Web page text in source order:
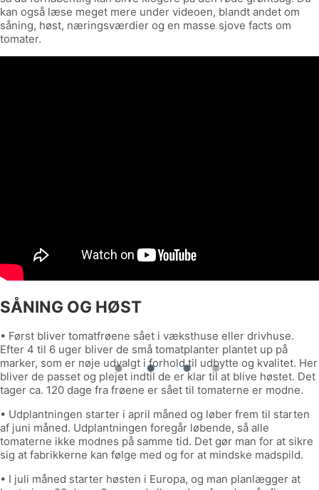
kan også læse meget mere under videoen, blandt andet om
såning, høst, næringsværdier og en masse sjove facts om
tomater.
SÅNING OG HØST
• Først bliver tomatfrøene sået i væksthuse eller drivhuse.
Efter 4 til 6 uger bliver de små tomatplanter plantet up på
marker, som er nøje udvalgt i forhold til udbytte og kvalitet. Her
bliver de passet og plejet indtil de er klar til at blive høstet. Det
tager ca. 120 dage fra frøene er sået til tomaterne er modne.
• Udplantningen starter i april måned og løber frem til starten
af juni måned. Udplantningen foregår løbende, så alle
tomaterne ikke modnes på samme tid. Det gør man for at sikre
sig at fabrikkerne kan følge med og for at mindske madspild.
• I juli måned starter høsten i Europa, og man planlægger at